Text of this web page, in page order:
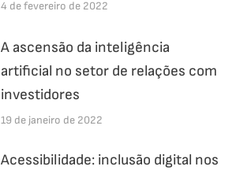
4 de fevereiro de 2022
A ascensão da inteligência
artificial no setor de relações com
investidores
19 de janeiro de 2022
Acessibilidade: inclusão digital nos